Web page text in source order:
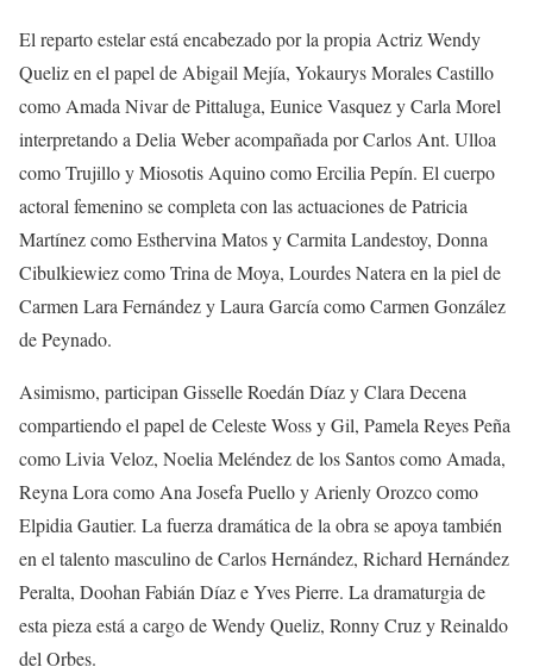
El reparto estelar está encabezado por la propia Actriz Wendy
Queliz en el papel de Abigail Mejía, Yokaurys Morales Castillo
como Amada Nivar de Pittaluga, Eunice Vasquez y Carla Morel
interpretando a Delia Weber acompañada por Carlos Ant. Ulloa
como Trujillo y Miosotis Aquino como Ercilia Pepín. El cuerpo
actoral femenino se completa con las actuaciones de Patricia
Martínez como Esthervina Matos y Carmita Landestoy, Donna
Cibulkiewiez como Trina de Moya, Lourdes Natera en la piel de
Carmen Lara Fernández y Laura García como Carmen González
de Peynado.
Asimismo, participan Gisselle Roedán Díaz y Clara Decena
compartiendo el papel de Celeste Woss y Gil, Pamela Reyes Peña
como Livia Veloz, Noelia Meléndez de los Santos como Amada,
Reyna Lora como Ana Josefa Puello y Arienly Orozco como
Elpidia Gautier. La fuerza dramática de la obra se apoya también
en el talento masculino de Carlos Hernández, Richard Hernández
Peralta, Doohan Fabián Díaz e Yves Pierre. La dramaturgia de
esta pieza está a cargo de Wendy Queliz, Ronny Cruz y Reinaldo
del Orbes.